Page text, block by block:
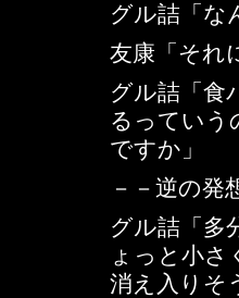
グル詰「
友康「それ
グル詰「食
るっていう
ですか」
－－逆の発
グル詰「多
ょっと小
消え入りそ